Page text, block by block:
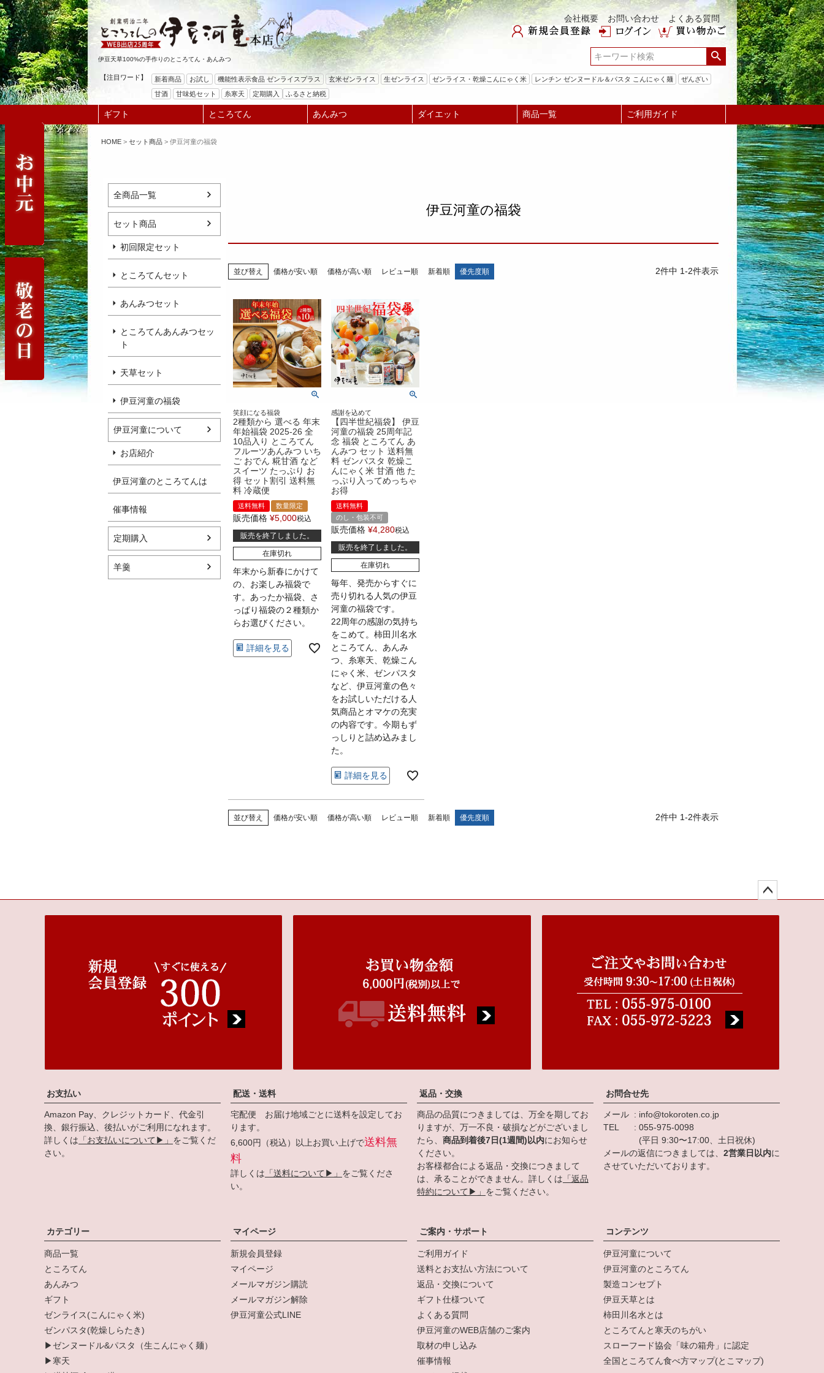
伊豆天草100%の手作りのところてん・あんみつ
会社概要 お問い合わせ よくある質問
検索
【注目ワード】 新着商品 お試し 機能性表示食品 ゼンライスプラス 玄米ゼンライス 生ゼンライス ゼンライス・乾燥こんにゃく米 レンチン ゼンヌードル＆パスタ こんにゃく麺
ぜんざい
甘酒
甘味処セット 糸寒天 定期購入 ふるさと納税
ギフト ところてん あんみつ ダイエット 商品一覧 ご利用ガイド
HOME セット商品 伊豆河童の福袋
全商品一覧
セット商品
初回限定セット
ところてんセット
あんみつセット
ところてんあんみつセッ
ト
天草セット
伊豆河童の福袋
伊豆河童について
お店紹介
伊豆河童のところてんは
催事情報
定期購入
羊羹
伊豆河童の福袋
並び替え 価格が安い順 価格が高い順 レビュー順 新着順 優先度順 2件中 1-2件表示
笑顔になる福袋
2種類から 選べる 年末
年始福袋 2025-26 全
10品入り ところてん
フルーツあんみつ いち
ご おでん 糀甘酒 など
スイーツ たっぷり お
得 セット割引 送料無
料 冷蔵便
送料無料 数量限定
販売価格 ¥5,000税込
販売を終了しました。
在庫切れ
年末から新春にかけて
の、お楽しみ福袋で
す。あったか福袋、さ
っぱり福袋の２種類か
らお選びください。
詳細を見る
感謝を込めて
【四半世紀福袋】 伊豆
河童の福袋 25周年記
念 福袋 ところてん あ
んみつ セット 送料無
料 ゼンパスタ 乾燥こ
んにゃく米 甘酒 他 た
っぷり入ってめっちゃ
お得
送料無料
のし・包装不可
販売価格 ¥4,280税込
販売を終了しました。
在庫切れ
毎年、発売からすぐに
売り切れる人気の伊豆
河童の福袋です。
22周年の感謝の気持ち
をこめて。柿田川名水
ところてん、あんみ
つ、糸寒天、乾燥こん
にゃく米、ゼンパスタ
など、伊豆河童の色々
をお試しいただける人
気商品とオマケの充実
の内容です。今期もず
っしりと詰め込みまし
た。
詳細を見る
並び替え 価格が安い順 価格が高い順 レビュー順 新着順 優先度順 2件中 1-2件表示
お支払い
Amazon Pay、クレジットカード、代金引
換、銀行振込、後払いがご利用になれます。
詳しくは 「お支払いについて▶」 をご覧くだ
さい。
配送・送料
宅配便 お届け地域ごとに送料を設定してお
ります。
6,600円（税込）以上お買い上げで送料無
料
詳しくは 「送料について▶」 をご覧くださ
い。
返品・交換
商品の品質につきましては、万全を期してお
りますが、万一不良・破損などがございまし
たら、 商品到着後7日(1週間)以内にお知らせ
ください。
お客様都合による返品・交換につきまして
は、承ることができません。詳しくは 「返品
特約について▶」 をご覧ください。
お問合せ先
メール
info@tokoroten.co.jp
TEL
055-975-0098
(平日 9:30〜17:00、土日祝休)
メールの返信につきましては、 2営業日以内に
させていただいております。
カテゴリー
商品一覧
ところてん
あんみつ
ギフト
ゼンライス(こんにゃく米)
ゼンパスタ(乾燥しらたき)
▶ゼンヌードル&パスタ（生こんにゃく麺）
▶寒天
マイページ
新規会員登録
マイページ
メールマガジン購読
メールマガジン解除
伊豆河童公式LINE
ご案内・サポート
ご利用ガイド
送料とお支払い方法について
返品・交換について
ギフト仕様ついて
よくある質問
伊豆河童のWEB店舗のご案内
取材の申し込み
催事情報
コンテンツ
伊豆河童について
伊豆河童のところてん
製造コンセプト
伊豆天草とは
柿田川名水とは
ところてんと寒天のちがい
スローフード協会「味の箱舟」に認定
全国ところてん食べ方マップ(とこマップ)